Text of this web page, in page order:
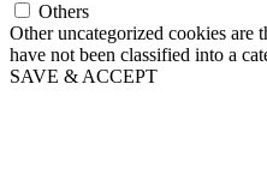
Others
Other uncategorized cookies are
have not been classified into a
SAVE & ACCEPT